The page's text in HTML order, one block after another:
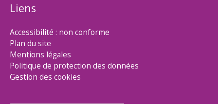
Liens
Accessibilité : non conforme
Plan du site
Mentions légales
Politique de protection des données
Gestion des cookies